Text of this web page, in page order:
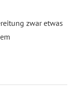
zwar etwas